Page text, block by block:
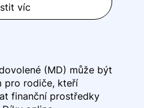
víc
(MD) může být
pro rodiče, kteří
finanční prostředky